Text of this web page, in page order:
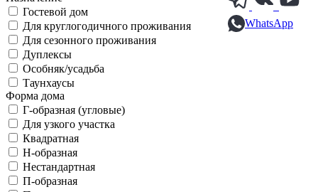
WhatsApp
Гостевой дом
Для круглогодичного проживания
Для сезонного проживания
Дуплексы
Особняк/усадьба
Таунхаусы
Форма дома
Г-образная (угловые)
Для узкого участка
Квадратная
Н-образная
Нестандартная
П-образная